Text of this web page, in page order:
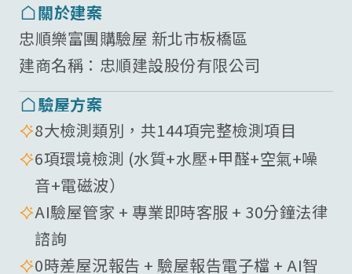
關於建案
忠順樂富團購驗屋 新北市板橋區
建商名稱： 忠順建設股份有限公司
驗屋方案
8大檢測類別，共144項完整檢測項目
6項環境檢測 (水質+水壓+甲醛+空氣+噪
音+電磁波）
AI驗屋管家 + 專業即時客服 + 30分鐘法律
諮詢
0時差屋況報告 + 驗屋報告電子檔 + AI智